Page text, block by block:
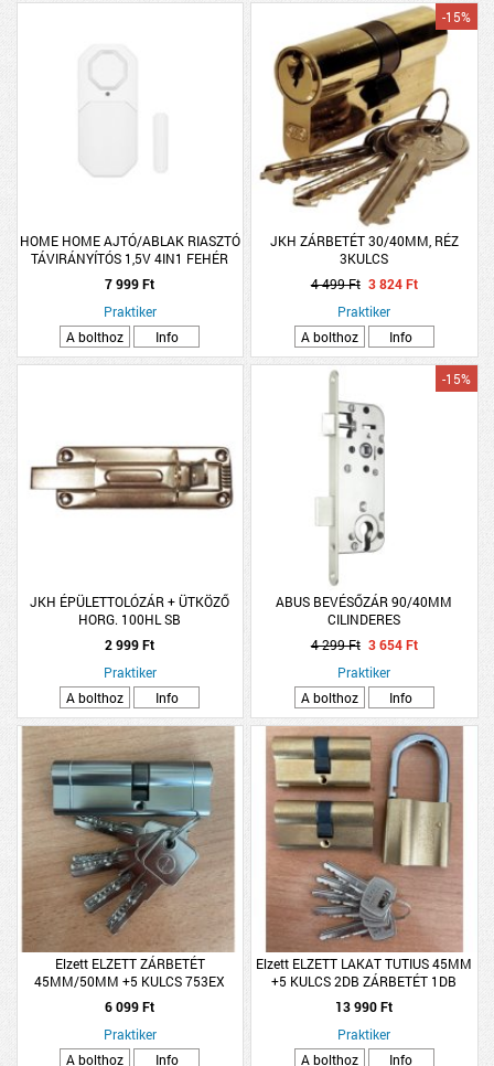
HOME HOME AJTÓ/ABLAK RIASZTÓ
TÁVIRÁNYÍTÓS 1,5V 4IN1 FEHÉR
7 999 Ft
Praktiker
A bolthoz
Info
JKH ZÁRBETÉT 30/40MM, RÉZ
3KULCS
-15%
4 499 Ft 3 824 Ft
Praktiker
A bolthoz
Info
JKH ÉPÜLETTOLÓZÁR + ÜTKÖZŐ
HORG. 100HL SB
2 999 Ft
Praktiker
A bolthoz
Info
ABUS BEVÉSŐZÁR 90/40MM
CILINDERES
-15%
4 299 Ft 3 654 Ft
Praktiker
A bolthoz
Info
Elzett ELZETT ZÁRBETÉT
45MM/50MM +5 KULCS 753EX
6 099 Ft
Praktiker
A bolthoz
Info
Elzett ELZETT LAKAT TUTIUS 45MM
+5 KULCS 2DB ZÁRBETÉT 1DB
LAKAT
13 990 Ft
Praktiker
A bolthoz
Info